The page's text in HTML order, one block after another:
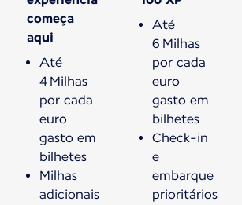
começa
aqui
Até
4 Milhas
por cada
euro
gasto em
bilhetes
Milhas
adicionais
Até
6 Milhas
por cada
euro
gasto em
bilhetes
Check-in
e
embarque
prioritários